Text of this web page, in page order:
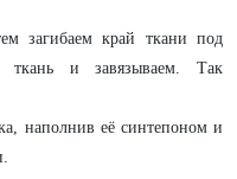
загибаем край ткани под
ткань и завязываем. Так
наполнив её синтепоном и